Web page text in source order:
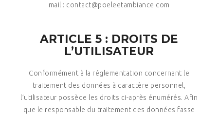
mail : contact@poeleetambiance.com
ARTICLE 5 : DROITS DE
L’UTILISATEUR
Conformément à la réglementation concernant le
traitement des données à caractère personnel,
l’utilisateur possède les droits ci-après énumérés. Afin
que le responsable du traitement des données fasse